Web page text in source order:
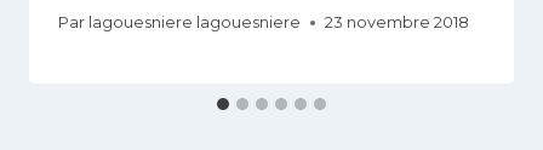
Par lagouesniere lagouesniere 23 novembre 2018